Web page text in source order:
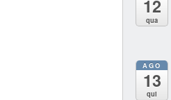
12
qua
AGO
13
qui